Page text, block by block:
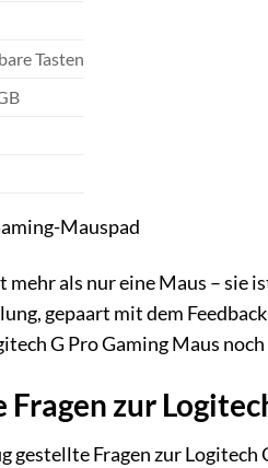
Tasten
Mauspad
als nur eine Maus – sie
gepaart mit dem
G Pro Gaming Maus
zur
Fragen zur Logitech